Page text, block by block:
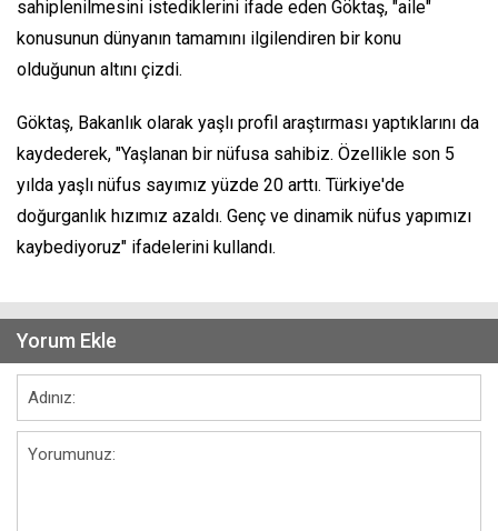
sahiplenilmesini istediklerini ifade eden Göktaş, "aile"
konusunun dünyanın tamamını ilgilendiren bir konu
olduğunun altını çizdi.
Göktaş, Bakanlık olarak yaşlı profil araştırması yaptıklarını da
kaydederek, "Yaşlanan bir nüfusa sahibiz. Özellikle son 5
yılda yaşlı nüfus sayımız yüzde 20 arttı. Türkiye'de
doğurganlık hızımız azaldı. Genç ve dinamik nüfus yapımızı
kaybediyoruz" ifadelerini kullandı.
Yorum Ekle